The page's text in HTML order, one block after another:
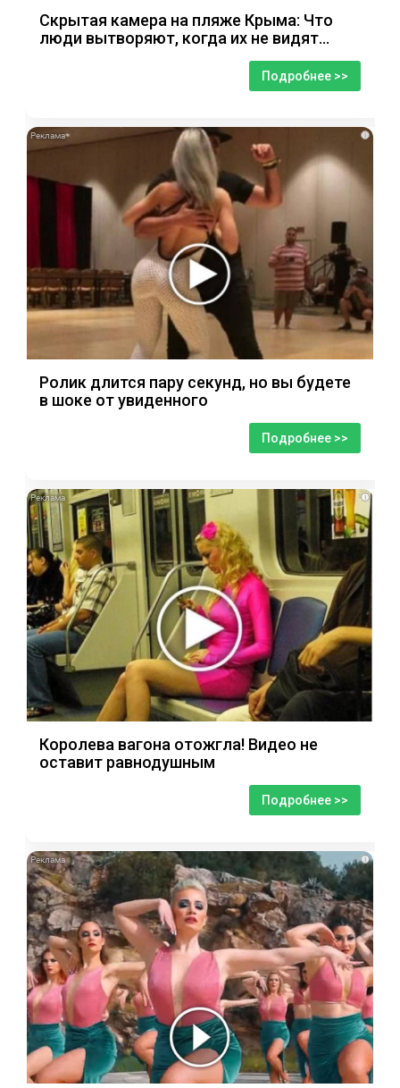
Скрытая камера на пляже Крыма: Что
люди вытворяют, когда их не видят...
Подробнее >>
i
Ролик длится пару секунд, но вы будете
в шоке от увиденного
Подробнее >>
i
Королева вагона отожгла! Видео не
оставит равнодушным
Подробнее >>
i